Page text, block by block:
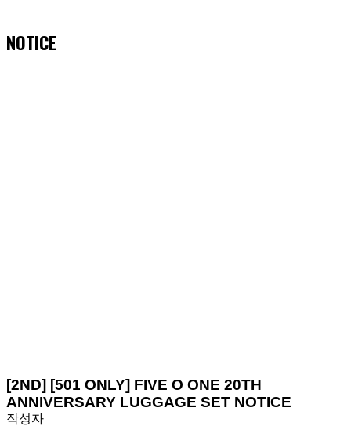
NOTICE
[2ND] [501 ONLY] FIVE O ONE 20TH
ANNIVERSARY LUGGAGE SET NOTICE
작성자